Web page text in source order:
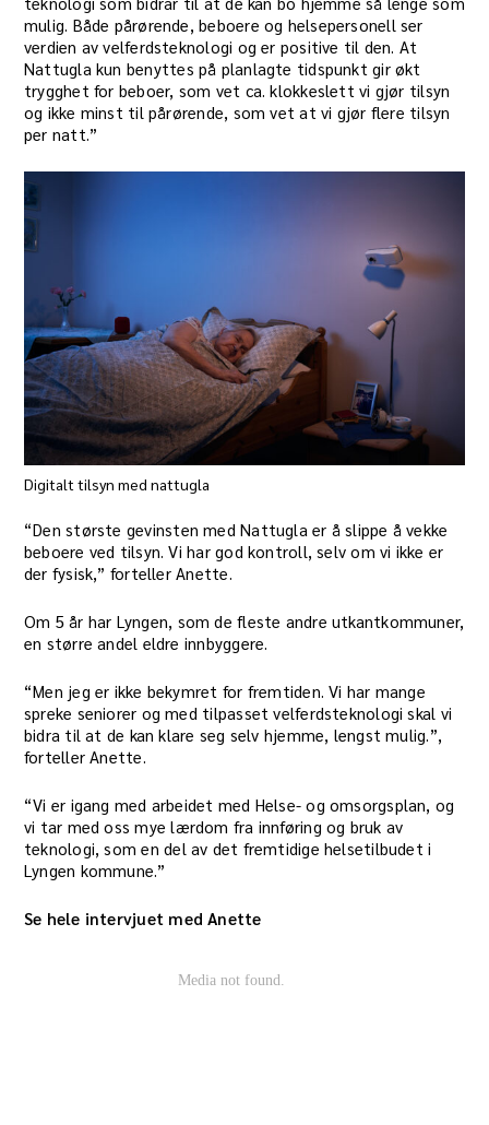
mulig. Både pårørende, beboere og helsepersonell ser
verdien av velferdsteknologi og er positive til den. At
Nattugla kun benyttes på planlagte tidspunkt gir økt
trygghet for beboer, som vet ca. klokkeslett vi gjør tilsyn
og ikke minst til pårørende, som vet at vi gjør flere tilsyn
per natt.”
Digitalt tilsyn med nattugla
“Den største gevinsten med Nattugla er å slippe å vekke
beboere ved tilsyn. Vi har god kontroll, selv om vi ikke er
der fysisk,” forteller Anette.
Om 5 år har Lyngen, som de fleste andre utkantkommuner,
en større andel eldre innbyggere.
“Men jeg er ikke bekymret for fremtiden. Vi har mange
spreke seniorer og med tilpasset velferdsteknologi skal vi
bidra til at de kan klare seg selv hjemme, lengst mulig.”,
forteller Anette.
“Vi er igang med arbeidet med Helse- og omsorgsplan, og
vi tar med oss mye lærdom fra innføring og bruk av
teknologi, som en del av det fremtidige helsetilbudet i
Lyngen kommune.”
Se hele intervjuet med Anette